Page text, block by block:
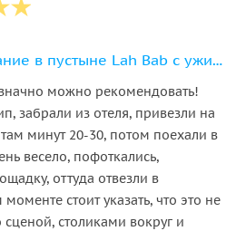
Индивидуальное катание в пустыне Lah Bab c ужином и шоу
можно рекомендовать!
забрали из отеля, привезли на
минут 20-30, потом поехали в
весело, пофоткались,
оттуда отвезли в
стоит указать, что это не
столиками вокруг и